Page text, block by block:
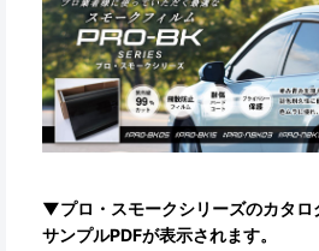
▼プロ・スモークシリーズのカタロ
サンプルPDFが表示されます。